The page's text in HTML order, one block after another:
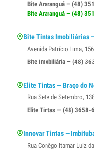
Bite Araranguá — (48)
Bite Araranguá — (48)
Bite Tintas Imobiliárias
Avenida Patrício Lima,
Bite Imobiliária — (48)
Elite Tintas — Braço do
Rua Sete de Setembro,
Elite Tintas — (48) 3658-
Innovar Tintas —
Rua Conêgo Itamar Luiz